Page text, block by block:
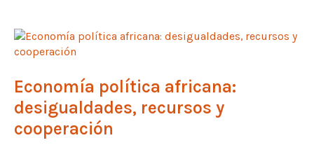
Economía política africana:
desigualdades, recursos y
cooperación